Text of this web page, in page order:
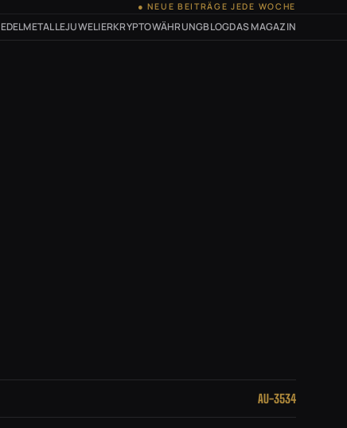
● NEUE BEITRÄGE JEDE WOCHE
EDELMETALLEJUWELIERKRYPTOWÄHRUNGBLOGDAS MAGAZIN
AU-3534